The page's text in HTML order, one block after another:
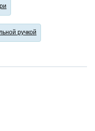
ручкой